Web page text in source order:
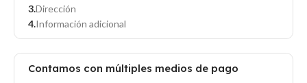
Dirección
Información adicional
Contamos con múltiples medios de pago